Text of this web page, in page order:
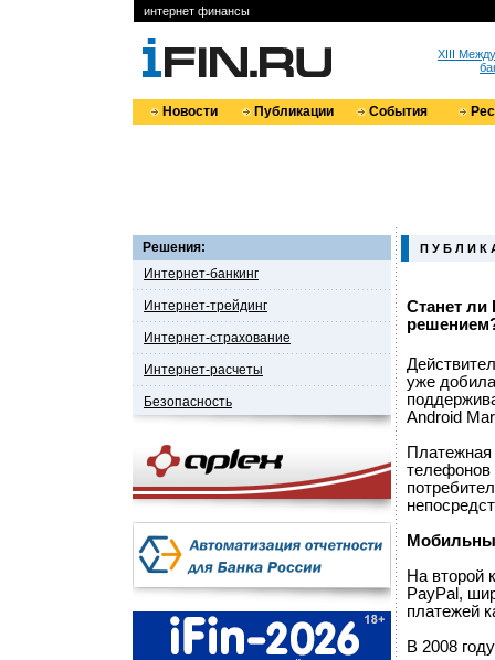
интернет финансы
XIII
Новости Публикации События
Решения:
Интернет-банкинг
Интернет-трейдинг
Интернет-страхование
Интернет-расчеты
Безопасность
П У Б Л И К
Станет
уже
Android
Платежная
телефонов
На второй
PayPal,
платежей
В 2008